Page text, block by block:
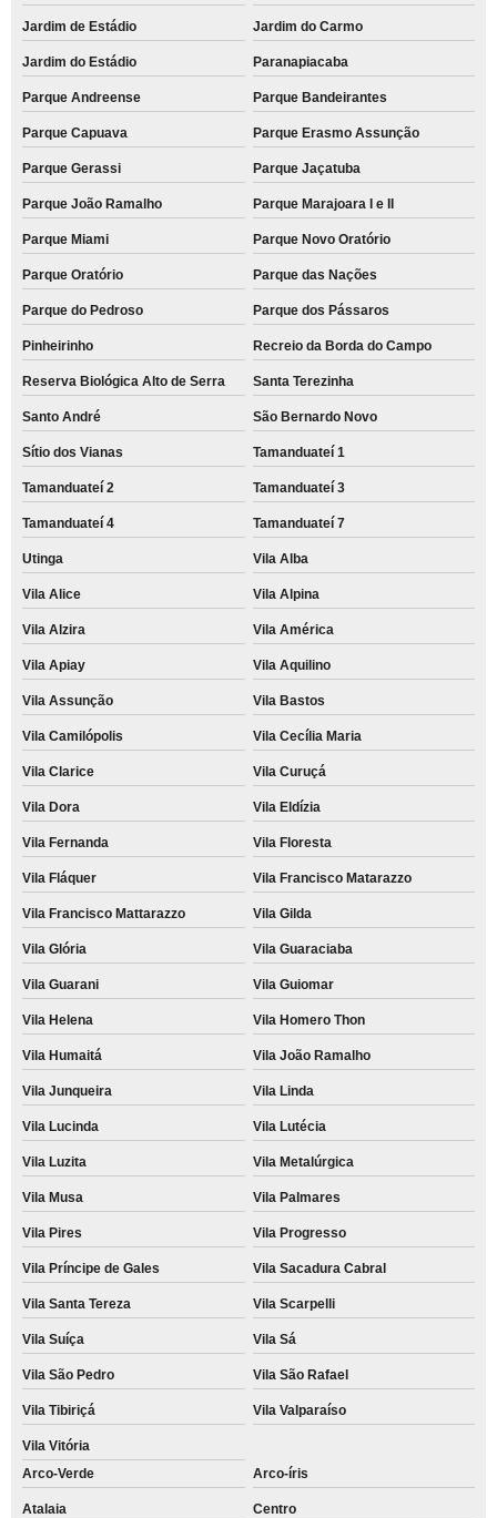
Jardim de Estádio Jardim do Carmo
Jardim do Estádio Paranapiacaba
Parque Andreense Parque Bandeirantes
Parque Capuava Parque Erasmo Assunção
Parque Gerassi Parque Jaçatuba
Parque João Ramalho Parque Marajoara I e II
Parque Miami Parque Novo Oratório
Parque Oratório Parque das Nações
Parque do Pedroso Parque dos Pássaros
Pinheirinho Recreio da Borda do Campo
Reserva Biológica Alto de Serra Santa Terezinha
Santo André São Bernardo Novo
Sítio dos Vianas Tamanduateí 1
Tamanduateí 2 Tamanduateí 3
Tamanduateí 4 Tamanduateí 7
Utinga Vila Alba
Vila Alice Vila Alpina
Vila Alzira Vila América
Vila Apiay Vila Aquilino
Vila Assunção Vila Bastos
Vila Camilópolis Vila Cecília Maria
Vila Clarice Vila Curuçá
Vila Dora Vila Eldízia
Vila Fernanda Vila Floresta
Vila Fláquer Vila Francisco Matarazzo
Vila Francisco Mattarazzo Vila Gilda
Vila Glória Vila Guaraciaba
Vila Guarani Vila Guiomar
Vila Helena Vila Homero Thon
Vila Humaitá Vila João Ramalho
Vila Junqueira Vila Linda
Vila Lucinda Vila Lutécia
Vila Luzita Vila Metalúrgica
Vila Musa Vila Palmares
Vila Pires Vila Progresso
Vila Príncipe de Gales Vila Sacadura Cabral
Vila Santa Tereza Vila Scarpelli
Vila Suíça Vila Sá
Vila São Pedro Vila São Rafael
Vila Tibiriçá Vila Valparaíso
Vila Vitória
Arco-Verde
Arco-íris
Atalaia Centro